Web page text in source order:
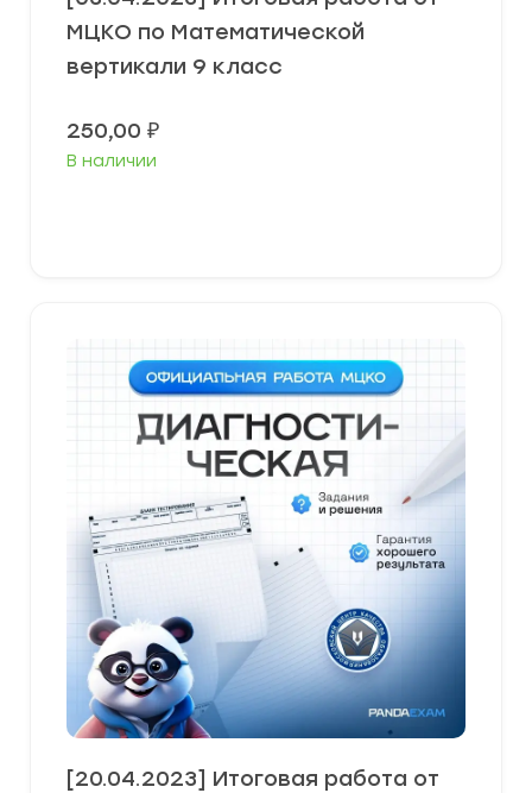
МЦКО по Математической
вертикали 9 класс
250,00 ₽
В наличии
[20.04.2023] Итоговая работа от